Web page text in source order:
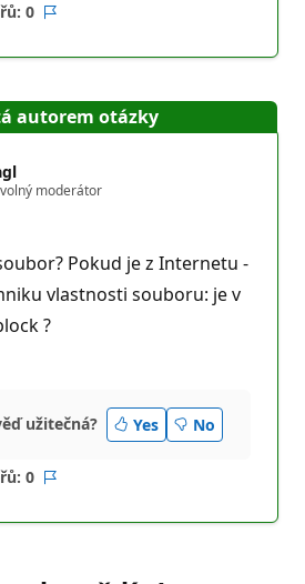
0
autorem otázky
moderátor
Pokud je z Internetu -
vlastnosti souboru: je v
?
užitečná? Yes No
0